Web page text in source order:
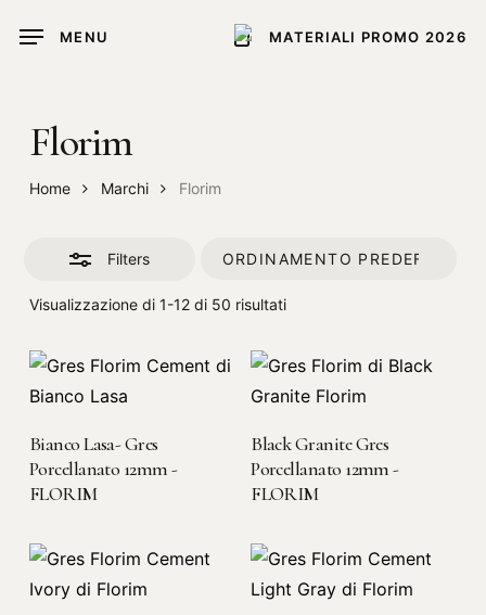
MATERIALI PROMO 2026
MENU
Florim
Home Marchi Florim
Filters
Visualizzazione di 1-12 di 50 risultati
Close
Bianco Lasa- Gres
Porcellanato 12mm -
FLORIM
Black Granite Gres
Porcellanato 12mm -
FLORIM